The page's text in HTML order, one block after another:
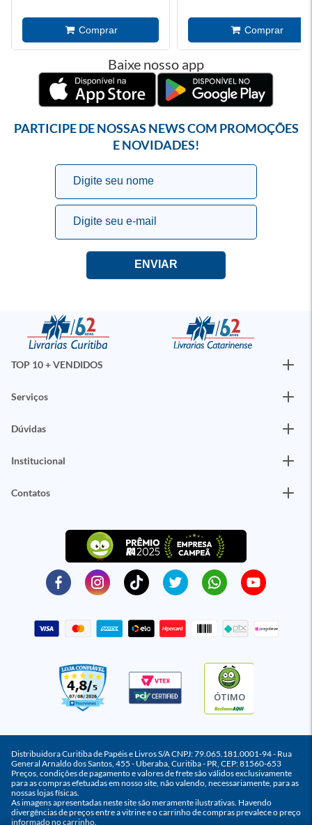
Baixe nosso app
PARTICIPE DE NOSSAS NEWS COM PROMOÇÕES
E NOVIDADES!
TOP 10 + VENDIDOS
Serviços
Dúvidas
Institucional
Contatos
ÓTIMO
Distribuidora Curitiba de Papéis e Livros S/A CNPJ: 79.065.181.0001-94 - Rua
General Arnaldo dos Santos, 455 - Uberaba, Curitiba - PR, CEP: 81560-653
Preços, condições de pagamento e valores de frete são válidos exclusivamente
para as compras efetuadas em nosso site, não valendo, necessariamente, para as
nossas lojas físicas.
As imagens apresentadas neste site são meramente ilustrativas. Havendo
divergências de preços entre a vitrine e o carrinho de compras prevalece o preço
informado no carrinho.